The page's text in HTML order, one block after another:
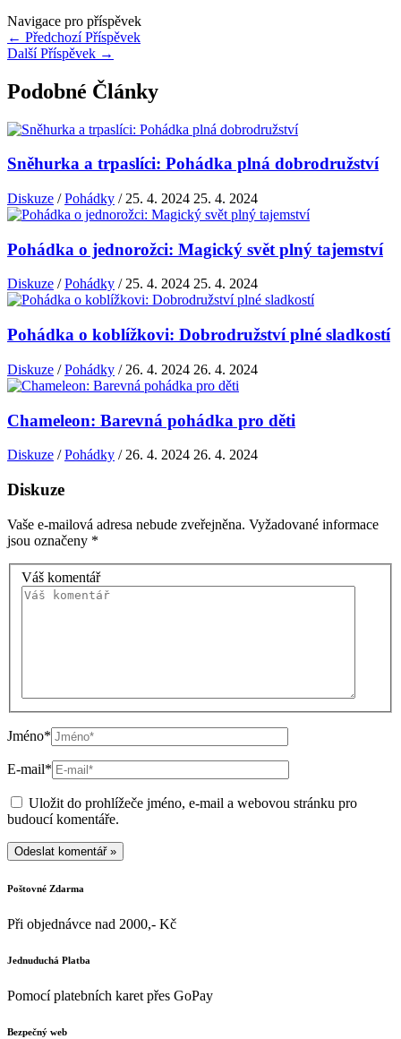
Navigace pro příspěvek
← Předchozí Příspěvek
Další Příspěvek →
Podobné Články
Sněhurka a trpaslíci: Pohádka plná dobrodružství
Diskuze /Pohádky / 25. 4. 2024 25. 4. 2024
Pohádka o jednorožci: Magický svět plný tajemství
Diskuze /Pohádky / 25. 4. 2024 25. 4. 2024
Pohádka o koblížkovi: Dobrodružství plné sladkostí
Diskuze /Pohádky / 26. 4. 2024 26. 4. 2024
Chameleon: Barevná pohádka pro děti
Diskuze /Pohádky / 26. 4. 2024 26. 4. 2024
Diskuze
Vaše e-mailová adresa nebude zveřejněna. Vyžadované informace
jsou označeny *
Váš komentář
Jméno*
E-mail*
Uložit do prohlížeče jméno, e-mail a webovou stránku pro
budoucí komentáře.
Poštovné Zdarma
Při objednávce nad 2000,- Kč
Jednuduchá Platba
Pomocí platebních karet přes GoPay
Bezpečný web